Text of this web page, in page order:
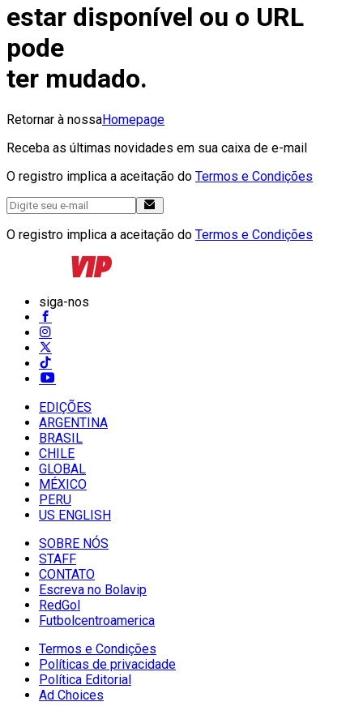
estar disponível ou o URL
pode
ter mudado.
Retornar à nossaHomepage
Receba as últimas novidades em sua caixa de e-mail
O registro implica a aceitação do Termos e Condições
O registro implica a aceitação do Termos e Condições
siga-nos
EDIÇÕES
ARGENTINA
BRASIL
CHILE
GLOBAL
MÉXICO
PERU
US ENGLISH
SOBRE NÓS
STAFF
CONTATO
Escreva no Bolavip
RedGol
Futbolcentroamerica
Termos e Condições
Políticas de privacidade
Política Editorial
Ad Choices